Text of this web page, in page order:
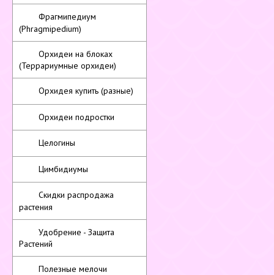
Фрагмипедиум
(Phragmipedium)
Орхидеи на блоках
(Террариумные орхидеи)
Орхидея купить (разные)
Орхидеи подростки
Целогины
Цимбидиумы
Скидки распродажа
растения
Удобрение - Защита
Растений
Полезные мелочи